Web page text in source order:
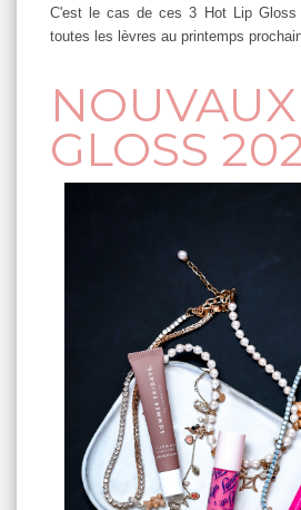
C'est le cas de ces 3 Hot Lip Gloss
toutes les lèvres au printemps
NOUVAUX
GLOSS